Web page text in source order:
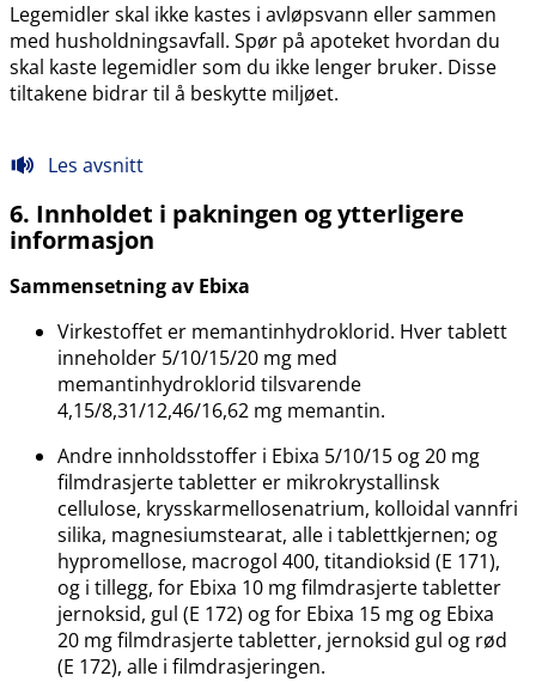
Legemidler skal ikke kastes i avløpsvann eller sammen
med husholdningsavfall. Spør på apoteket hvordan du
skal kaste legemidler som du ikke lenger bruker. Disse
tiltakene bidrar til å beskytte miljøet.
Les avsnitt
6. Innholdet i pakningen og ytterligere
informasjon
Sammensetning av Ebixa
Virkestoffet er memantinhydroklorid. Hver tablett
inneholder 5/10/15/20 mg med
memantinhydroklorid tilsvarende
4,15/8,31/12,46/16,62 mg memantin.
Andre innholdsstoffer i Ebixa 5/10/15 og 20 mg
filmdrasjerte tabletter er mikrokrystallinsk
cellulose, krysskarmellosenatrium, kolloidal vannfri
silika, magnesiumstearat, alle i tablettkjernen; og
hypromellose, macrogol 400, titandioksid (E 171),
og i tillegg, for Ebixa 10 mg filmdrasjerte tabletter
jernoksid, gul (E 172) og for Ebixa 15 mg og Ebixa
20 mg filmdrasjerte tabletter, jernoksid gul og rød
(E 172), alle i filmdrasjeringen.